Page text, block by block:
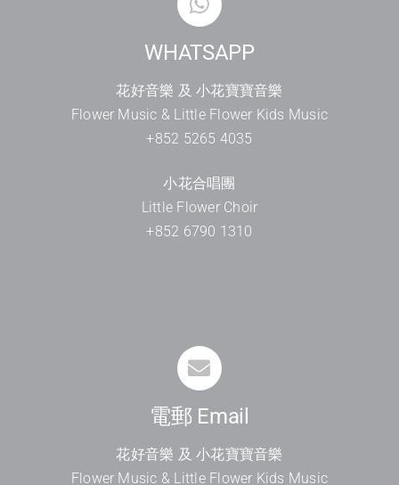
WHATSAPP
花好音樂 及 小花寶寶音樂
Flower Music & Little Flower Kids Music
+852 5265 4035
小花合唱團
Little Flower Choir
+852 6790 1310
電郵 Email
花好音樂 及 小花寶寶音樂
Flower Music & Little Flower Kids Music